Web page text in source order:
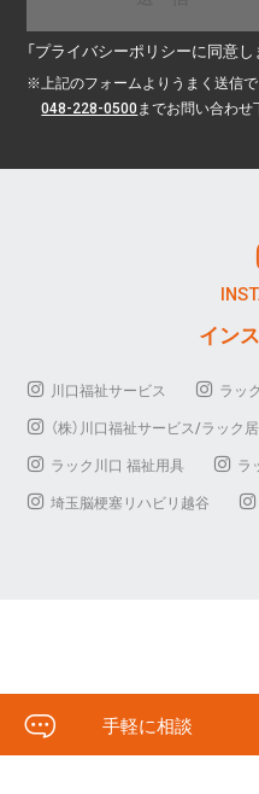
「プライバシーポリシーに同意し
※上記のフォームよりうまく送信で
048-228-0500までお問い合わせ
イン
川口福祉サービス
ラッ
（株）川口福祉サービス/ラック
ラック川口 福祉用具
ラ
埼玉脳梗塞リハビリ越谷
手軽に相談